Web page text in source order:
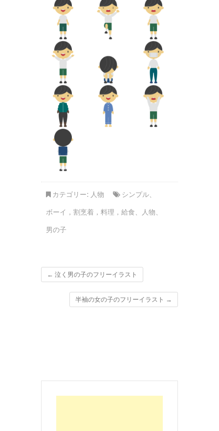
カテゴリー: 人物 シンプル、
ボーイ，割烹着，料理，給食、 人物、
男の子
← 泣く男の子のフリーイラスト
半袖の女の子のフリーイラスト →